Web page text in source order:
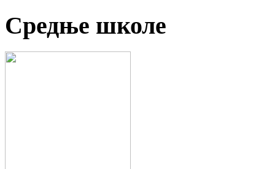
Средње школе